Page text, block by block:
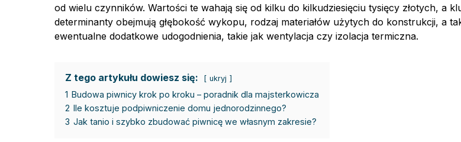
od wielu czynników. Wartości te wahają się od kilku do kilkudziesięciu tysięcy złotych, a
determinanty obejmują głębokość wykopu, rodzaj materiałów użytych do konstrukcji, a
ewentualne dodatkowe udogodnienia, takie jak wentylacja czy izolacja termiczna.
Z tego artykułu dowiesz się: ukryj
1 Budowa piwnicy krok po kroku – poradnik dla majsterkowicza
2 Ile kosztuje podpiwniczenie domu jednorodzinnego?
3 Jak tanio i szybko zbudować piwnicę we własnym zakresie?